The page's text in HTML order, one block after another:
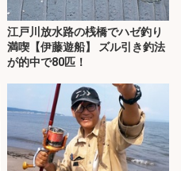
江戸川放水路の桟橋でハゼ釣り
満喫【伊藤遊船】 ズル引き釣法
が的中で80匹！